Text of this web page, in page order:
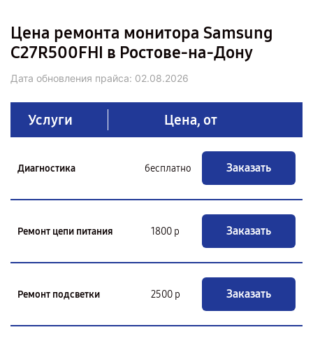
Цена ремонта монитора Samsung
C27R500FHI в Ростове-на-Дону
Дата обновления прайса: 02.08.2026
Услуги Цена, от
Диагностика бесплатно Заказать
Ремонт цепи питания 1800 р Заказать
Ремонт подсветки 2500 р Заказать